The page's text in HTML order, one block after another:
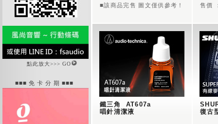
點此放大>>> GO
■■■ 免 卡 分 期 ■■■
■該商品完售 圖文僅供參考！ 售價
鐵三角  AT607a
唱針清潔液
復古